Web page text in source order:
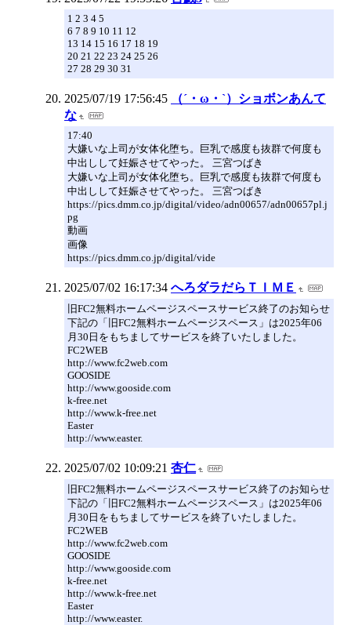
1 2 3 4 5
6 7 8 9 10 11 12
13 14 15 16 17 18 19
20 21 22 23 24 25 26
27 28 29 30 31
2025/07/19 17:56:45
（´・ω・`）ショボンあんて
な
17:40
大嫌いな上司が女体化堕ち。巨乳で感度も抜群で何度も
中出しして妊娠させてやった。 三宮つばき
大嫌いな上司が女体化堕ち。巨乳で感度も抜群で何度も
中出しして妊娠させてやった。 三宮つばき
https://pics.dmm.co.jp/digital/video/adn00657/adn00657pl.j
pg
動画
画像
https://pics.dmm.co.jp/digital/vide
2025/07/02 16:17:34 へろダラだらＴＩＭＥ
旧FC2無料ホームページスペースサービス終了のお知らせ
下記の「旧FC2無料ホームページスペース」は2025年06
月30日をもちましてサービスを終了いたしました。
FC2WEB
http://www.fc2web.com
GOOSIDE
http://www.gooside.com
k-free.net
http://www.k-free.net
Easter
http://www.easter.
2025/07/02 10:09:21 杏仁
旧FC2無料ホームページスペースサービス終了のお知らせ
下記の「旧FC2無料ホームページスペース」は2025年06
月30日をもちましてサービスを終了いたしました。
FC2WEB
http://www.fc2web.com
GOOSIDE
http://www.gooside.com
k-free.net
http://www.k-free.net
Easter
http://www.easter.